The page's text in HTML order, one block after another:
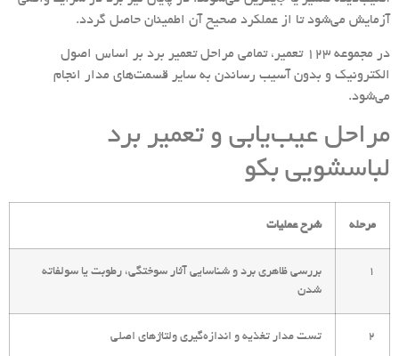
آزمایش می‌شود تا از عملکرد صحیح آن اطمینان حاصل گردد.
در مجموعه 123 تعمیر، تمامی مراحل تعمیر برد بر اساس اصول
الکترونیک و بدون آسیب رساندن به سایر قسمت‌های مدار انجام
می‌شود.
مراحل عیب‌یابی و تعمیر برد
لباسشویی بکو
مرحله شرح عملیات
۱
بررسی ظاهری برد و شناسایی آثار سوختگی، رطوبت یا سولفاته
شدن
۲ تست مدار تغذیه و اندازه‌گیری ولتاژهای اصلی